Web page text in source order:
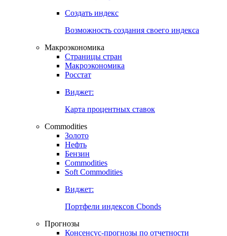
Курсы валют Центральных Банков
Ставки центральных банков
Создать индекс
Возможность создания своего индекса
Страницы стран
Росстат
Виджет:
Карта процентных ставок
Commodities
Золото
Бензин
Soft Commodities
Виджет: